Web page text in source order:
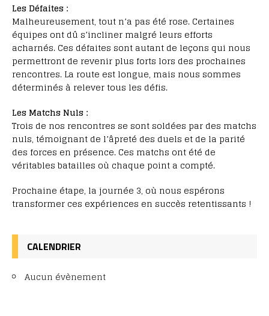
Les Défaites :
Malheureusement, tout n’a pas été rose. Certaines
équipes ont dû s’incliner malgré leurs efforts
acharnés. Ces défaites sont autant de leçons qui nous
permettront de revenir plus forts lors des prochaines
rencontres. La route est longue, mais nous sommes
déterminés à relever tous les défis.
Les Matchs Nuls :
Trois de nos rencontres se sont soldées par des matchs
nuls, témoignant de l’âpreté des duels et de la parité
des forces en présence. Ces matchs ont été de
véritables batailles où chaque point a compté.
Prochaine étape, la journée 3, où nous espérons
transformer ces expériences en succès retentissants !
CALENDRIER
Aucun évènement